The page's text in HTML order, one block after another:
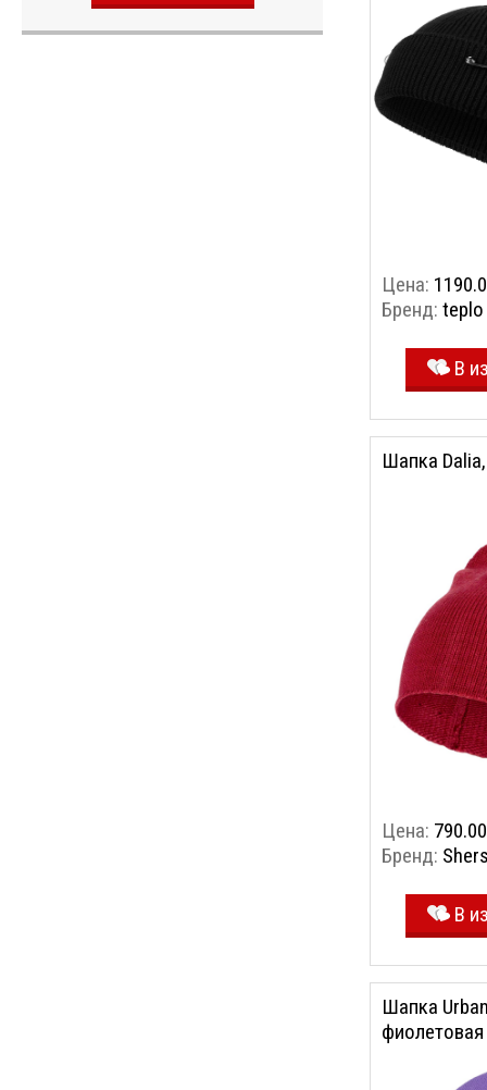
Цена:
Бренд: teplo
В
Цена:
Бренд:
В
Шапка
Шапка
фиолетовая